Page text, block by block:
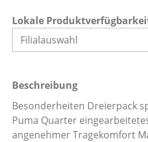
Lokale
Beschreibung
Besonderheiten Dreierpack
Puma Quarter
angenehmer Tragekomfort